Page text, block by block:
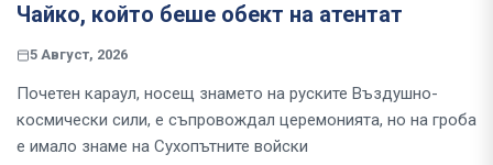
Чайко, който беше обект на атентат
5 Август, 2026
Почетен караул, носещ знамето на руските Въздушно-
космически сили, е съпровождал церемонията, но на гроба
е имало знаме на Сухопътните войски